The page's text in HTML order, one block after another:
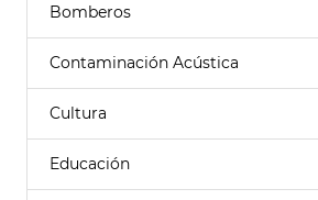
Bomberos
Contaminación Acústica
Cultura
Educación